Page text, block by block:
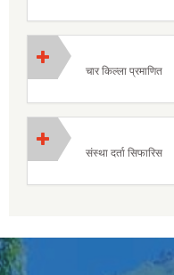
चार किल्ला प्रमाणित
संस्था दर्ता सिफारिस